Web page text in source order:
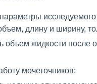
исследуемого
длину и ширину,
объем жидкости после
мочеточников;